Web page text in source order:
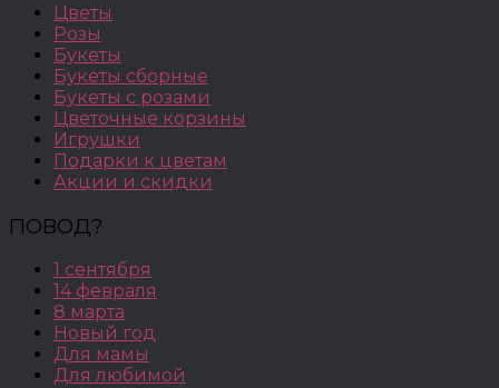
Цветы
Розы
Букеты
Букеты сборные
Букеты с розами
Цветочные корзины
Игрушки
Подарки к цветам
Акции и скидки
ПОВОД?
1 сентября
14 февраля
8 марта
Новый год
Для мамы
Для любимой